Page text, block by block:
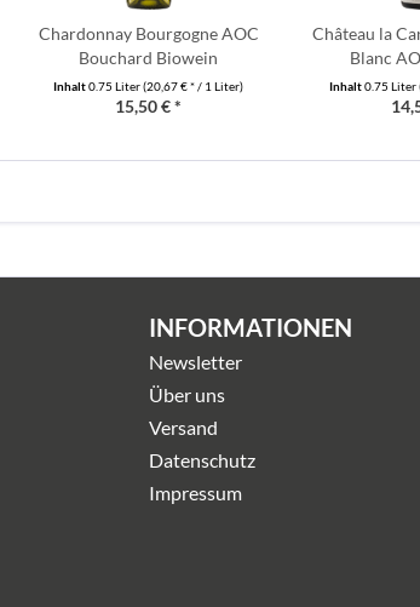
Chardonnay Bourgogne AOC
Bouchard Biowein
Inhalt0.75 Liter(20,67 € * / 1 Liter)
15,50 € *
Château la
Blanc
Inhalt0.75 Liter
INFORMATIONEN
Newsletter
Über uns
Versand
Datenschutz
Impressum